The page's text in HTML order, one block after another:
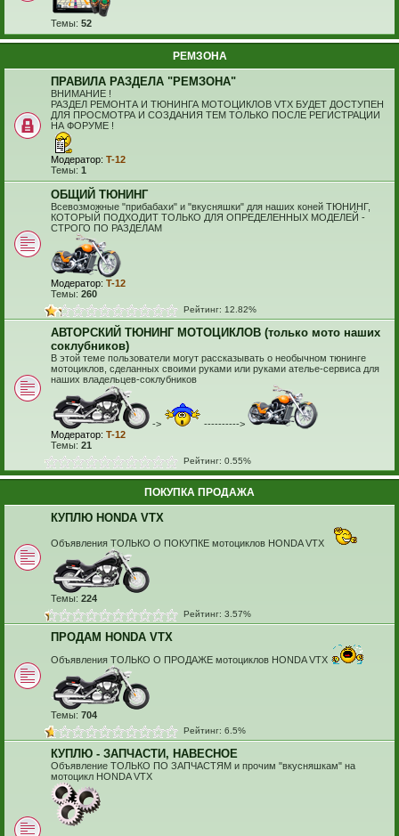
Темы: 52
РЕМЗОНА
ПРАВИЛА РАЗДЕЛА "РЕМЗОНА"
ВНИМАНИЕ !
РАЗДЕЛ РЕМОНТА И ТЮНИНГА МОТОЦИКЛОВ VTX БУДЕТ ДОСТУПЕН
ДЛЯ ПРОСМОТРА И СОЗДАНИЯ ТЕМ ТОЛЬКО ПОСЛЕ РЕГИСТРАЦИИ
НА ФОРУМЕ !
Модератор: T-12
Темы: 1
ОБЩИЙ ТЮНИНГ
Всевозможные "прибабахи" и "вкусняшки" для наших коней ТЮНИНГ,
КОТОРЫЙ ПОДХОДИТ ТОЛЬКО ДЛЯ ОПРЕДЕЛЕННЫХ МОДЕЛЕЙ -
СТРОГО ПО РАЗДЕЛАМ
Модератор: T-12
Темы: 260
Рейтинг: 12.82%
АВТОРСКИЙ ТЮНИНГ МОТОЦИКЛОВ (только мото наших
соклубников)
В этой теме пользователи могут рассказывать о необычном тюнинге
мотоциклов, сделанных своими руками или руками ателье-сервиса для
наших владельцев-соклубников
->
---------->
Модератор: T-12
Темы: 21
Рейтинг: 0.55%
ПОКУПКА ПРОДАЖА
КУПЛЮ HONDA VTX
Объявления ТОЛЬКО О ПОКУПКЕ мотоциклов HONDA VTX
Темы: 224
Рейтинг: 3.57%
ПРОДАМ HONDA VTX
Объявления ТОЛЬКО О ПРОДАЖЕ мотоциклов HONDA VTX
Темы: 704
Рейтинг: 6.5%
КУПЛЮ - ЗАПЧАСТИ, НАВЕСНОЕ
Объявление ТОЛЬКО ПО ЗАПЧАСТЯМ и прочим "вкусняшкам" на
мотоцикл HONDA VTX